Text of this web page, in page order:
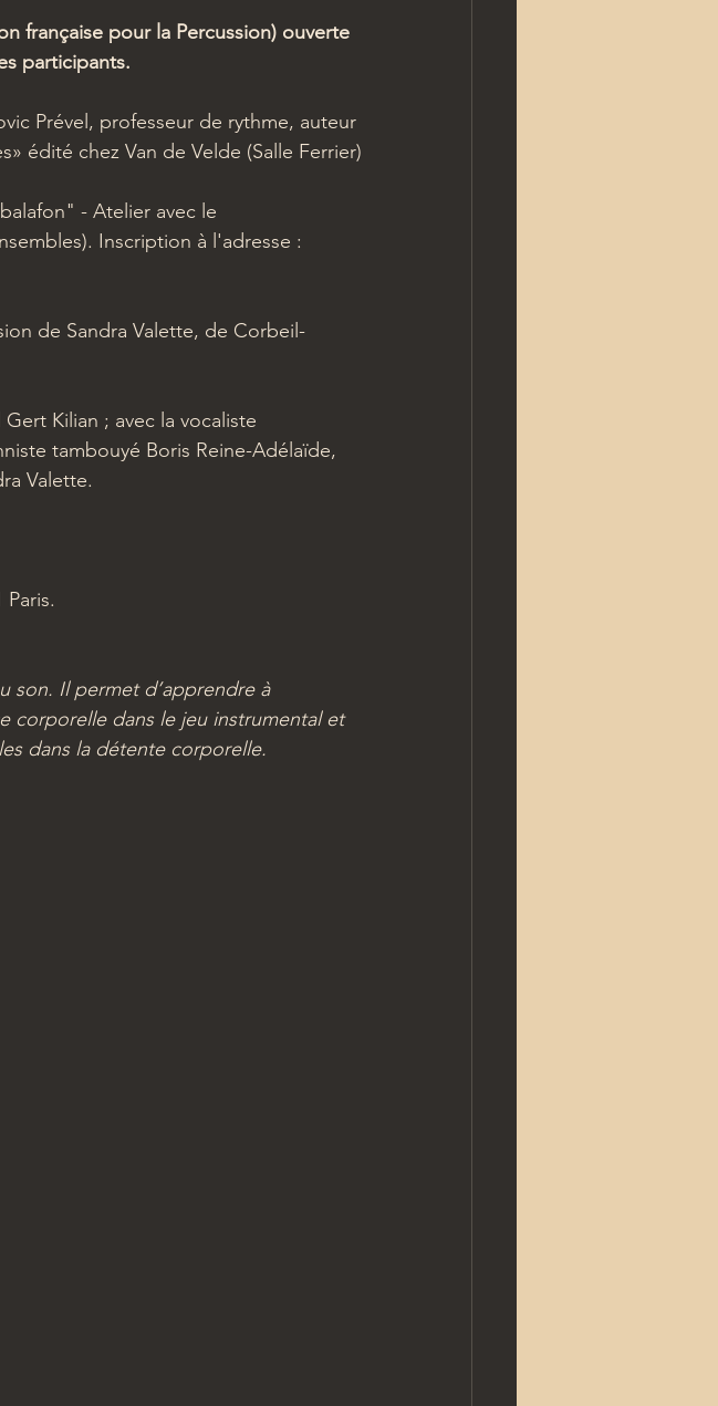
française pour la Percussion) ouverte
participants.
Prével, professeur de rythme, auteur
édité chez Van de Velde (Salle Ferrier)
- Atelier avec le
Inscription à l'adresse :
de Sandra Valette, de Corbeil-
Kilian ; avec la vocaliste
tambouyé Boris Reine-Adélaïde,
Valette.
Paris.
son. Il permet d’apprendre à
corporelle dans le jeu instrumental et
dans la détente corporelle.